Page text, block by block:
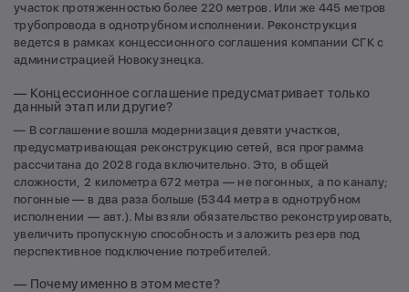
участок протяженностью более 220 метров. Или же 445 метров
трубопровода в однотрубном исполнении. Реконструкция
ведется в рамках концессионного соглашения компании СГК с
администрацией Новокузнецка.
— Концессионное соглашение предусматривает только
данный этап или другие?
— В соглашение вошла модернизация девяти участков,
предусматривающая реконструкцию сетей, вся программа
рассчитана до 2028 года включительно. Это, в общей
сложности, 2 километра 672 метра — не погонных, а по каналу;
погонные — в два раза больше (5344 метра в однотрубном
исполнении — авт.). Мы взяли обязательство реконструировать,
увеличить пропускную способность и заложить резерв под
перспективное подключение потребителей.
— Почему именно в этом месте?